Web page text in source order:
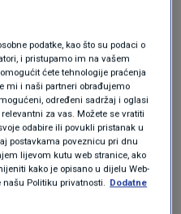
je na društvenim
snimku na kojoj se
svojih plaćenika
podatke, kao što su podaci o
i pristupamo im na vašem
ćete tehnologije praćenja
mi i naši partneri obrađujemo
određeni sadržaj i oglasi
za vas. Možete se vratiti
odabire ili povukli pristanak u
postavkama poveznicu pri dnu
lijevom kutu web stranice, ako
kako je opisano u dijelu Web-
Politiku privatnosti. Dodatne